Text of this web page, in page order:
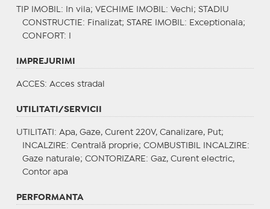
TIP IMOBIL : In vila; VECHIME IMOBIL : Vechi; STADIU
CONSTRUCTIE : Finalizat; STARE IMOBIL : Exceptionala;
CONFORT : I
IMPREJURIMI
ACCES: Acces stradal
UTILITATI/SERVICII
UTILITATI : Apa, Gaze, Curent 220V, Canalizare, Put;
INCALZIRE : Centrală proprie; COMBUSTIBIL INCALZIRE :
Gaze naturale; CONTORIZARE : Gaz, Curent electric,
Contor apa
PERFORMANTA